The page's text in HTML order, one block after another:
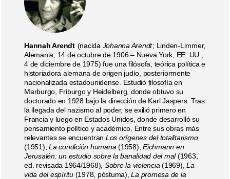
Hannah Arendt (nacida Johanna Arendt; Linden-Limmer,
Alemania, 14 de octubre de 1906 – Nueva York, EE. UU.,
4 de diciembre de 1975) fue una filósofa, teórica política e
historiadora alemana de origen judío, posteriormente
nacionalizada estadounidense. Estudió filosofía en
Marburgo, Friburgo y Heidelberg, donde obtuvo su
doctorado en 1928 bajo la dirección de Karl Jaspers. Tras
la llegada del nazismo al poder, se exilió primero en
Francia y luego en Estados Unidos, donde desarrolló su
pensamiento político y académico. Entre sus obras más
relevantes se encuentran Los orígenes del totalitarismo
(1951), La condición humana (1958), Eichmann en
Jerusalén: un estudio sobre la banalidad del mal(1963,
ed. revisada 1964/1968), Sobre la violencia (1969), La
vida del espíritu(1978, póstuma),La promesa de la